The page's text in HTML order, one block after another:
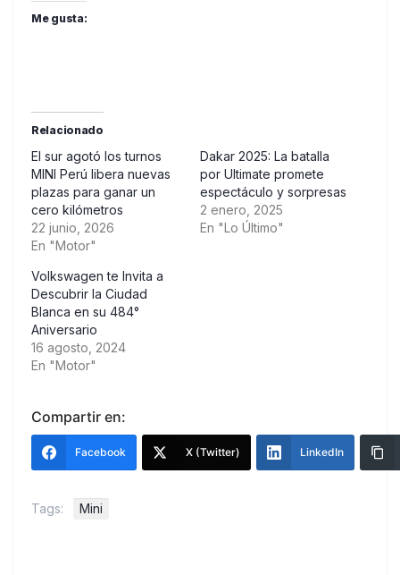
Me gusta:
Relacionado
El sur agotó los turnos
MINI Perú libera nuevas
plazas para ganar un
cero kilómetros
22 junio, 2026
En "Motor"
Dakar 2025: La batalla
por Ultimate promete
espectáculo y sorpresas
2 enero, 2025
En "Lo Último"
Volkswagen te Invita a
Descubrir la Ciudad
Blanca en su 484°
Aniversario
16 agosto, 2024
En "Motor"
Compartir en:
Facebook X (Twitter) LinkedIn
Tags: Mini